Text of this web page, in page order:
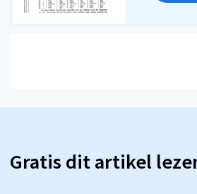
Gratis dit artikel